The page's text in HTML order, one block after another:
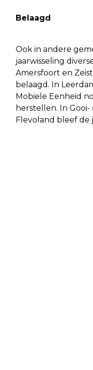
Belaagd
Ook in andere
jaarwisseling
Amersfoort en
belaagd. In
Mobiele Eenheid
herstellen. In
Flevoland bleef de